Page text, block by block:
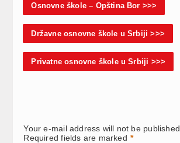
Osnovne škole – Opština Bor >>>
Državne osnovne škole u Srbiji >>>
Privatne osnovne škole u Srbiji >>>
Your e-mail address will not be published.
Required fields are marked *